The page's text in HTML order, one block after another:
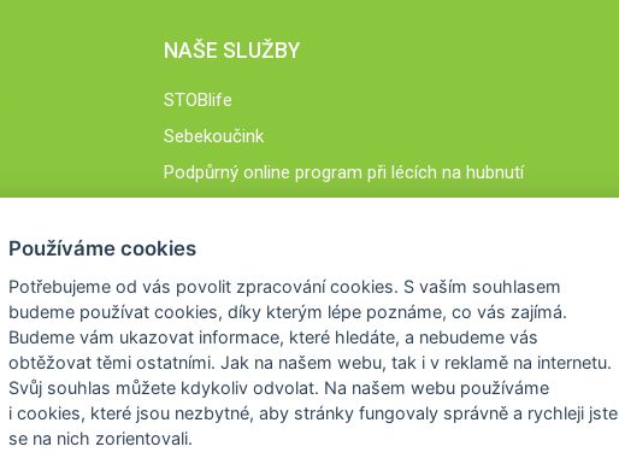
NAŠE SLUŽBY
STOBlife
Sebekoučink
Podpůrný online program při lécích na hubnutí
Používáme cookies
Potřebujeme od vás povolit zpracování cookies. S vaším souhlasem
budeme používat cookies, díky kterým lépe poznáme, co vás zajímá.
Budeme vám ukazovat informace, které hledáte, a nebudeme vás
obtěžovat těmi ostatními. Jak na našem webu, tak i v reklamě na internetu.
Svůj souhlas můžete kdykoliv odvolat. Na našem webu používáme
i cookies, které jsou nezbytné, aby stránky fungovaly správně a rychleji jste
se na nich zorientovali.